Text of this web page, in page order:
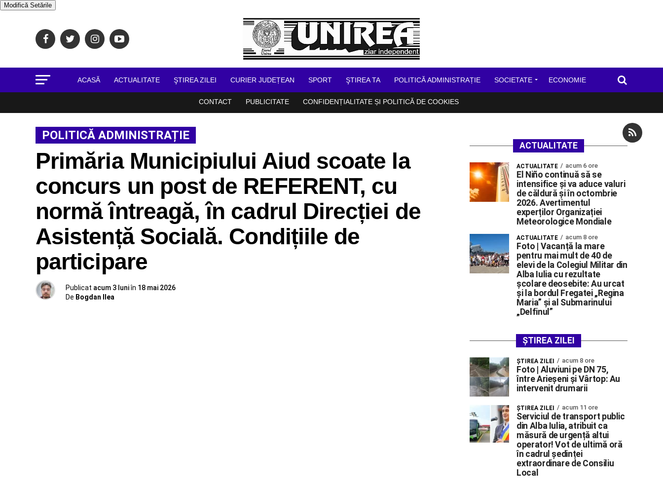
Modifică Setările
ACASĂ ACTUALITATE ŞTIREA ZILEI CURIER JUDEȚEAN SPORT ŞTIREA TA POLITICĂ ADMINISTRAȚIE SOCIETATE ECONOMIE
CONTACT PUBLICITATE CONFIDENȚIALITATE ȘI POLITICĂ DE COOKIES
POLITICĂ ADMINISTRAȚIE
Primăria Municipiului Aiud scoate la
concurs un post de REFERENT, cu
normă întreagă, în cadrul Direcției de
Asistență Socială. Condițiile de
participare
Publicat acum 3 luniîn 18 mai 2026
De Bogdan Ilea
ACTUALITATE
ACTUALITATE acum 6 ore
El Niño continuă să se
intensifice și va aduce valuri
de căldură și în octombrie
2026. Avertimentul
experților Organizației
Meteorologice Mondiale
ACTUALITATE acum 8 ore
Foto | Vacanță la mare
pentru mai mult de 40 de
elevi de la Colegiul Militar din
Alba Iulia cu rezultate
școlare deosebite: Au urcat
și la bordul Fregatei „Regina
Maria” și al Submarinului
„Delfinul”
ȘTIREA ZILEI
ŞTIREA ZILEI acum 8 ore
Foto | Aluviuni pe DN 75,
între Arieșeni și Vârtop: Au
intervenit drumarii
ŞTIREA ZILEI acum 11 ore
Serviciul de transport public
din Alba Iulia, atribuit ca
măsură de urgență altui
operator! Vot de ultimă oră
în cadrul ședinței
extraordinare de Consiliu
Local